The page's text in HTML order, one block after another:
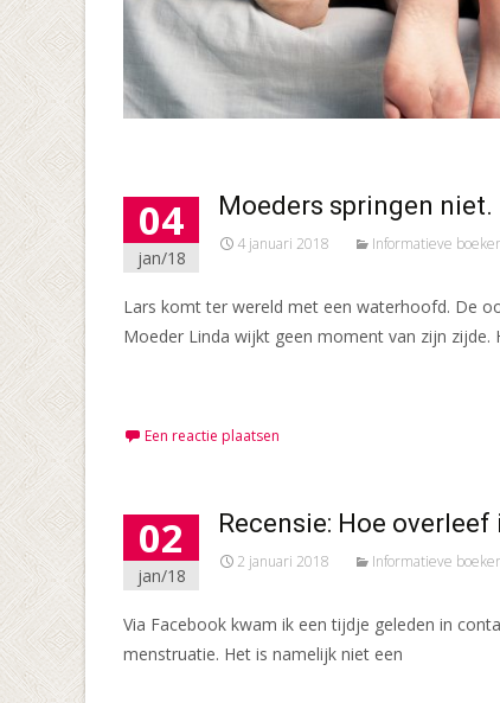
04
jan/18
Moeders springen
4 januari 2018 Informatieve
Lars komt ter wereld met een waterhoofd. De
Moeder Linda wijkt geen moment van zijn zijde.
Een reactie plaatsen
02
jan/18
Recensie: Hoe
2 januari 2018 Informatieve
Via Facebook kwam ik een tijdje geleden in
menstruatie. Het is namelijk niet een